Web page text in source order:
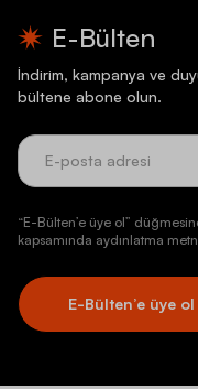
E-Bülten
İndirim, kampanya ve
bültene abone olun.
“E-Bülten’e üye ol”
kapsamında aydınlatma
E-Bülten’e üye ol